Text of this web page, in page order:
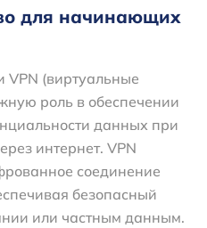
для начинающих
VPN (виртуальные
роль в обеспечении
данных при
интернет. VPN
соединение
безопасный
или частным данным.